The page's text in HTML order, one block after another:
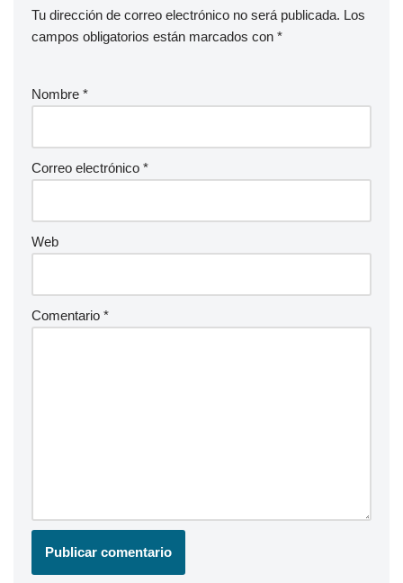
Tu dirección de correo electrónico no será publicada. Los
campos obligatorios están marcados con *
Nombre *
Correo electrónico *
Web
Comentario *